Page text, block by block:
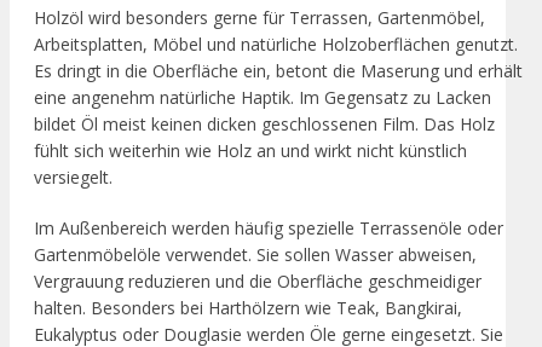
Holzöl wird besonders gerne für Terrassen, Gartenmöbel,
Arbeitsplatten, Möbel und natürliche Holzoberflächen genutzt.
Es dringt in die Oberfläche ein, betont die Maserung und erhält
eine angenehm natürliche Haptik. Im Gegensatz zu Lacken
bildet Öl meist keinen dicken geschlossenen Film. Das Holz
fühlt sich weiterhin wie Holz an und wirkt nicht künstlich
versiegelt.
Im Außenbereich werden häufig spezielle Terrassenöle oder
Gartenmöbelöle verwendet. Sie sollen Wasser abweisen,
Vergrauung reduzieren und die Oberfläche geschmeidiger
halten. Besonders bei Harthölzern wie Teak, Bangkirai,
Eukalyptus oder Douglasie werden Öle gerne eingesetzt. Sie